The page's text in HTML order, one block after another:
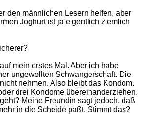
den männlichen Lesern helfen, aber
Joghurt ist ja eigentlich ziemlich
mein erstes Mal. Aber ich habe
ungewollten Schwangerschaft. Die
nehmen. Also bleibt das Kondom.
drei Kondome übereinanderziehen,
Meine Freundin sagt jedoch, daß
in die Scheide paßt. Stimmt das?